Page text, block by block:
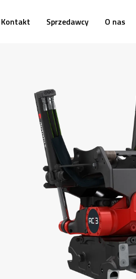
Kontakt Sprzedawcy O nas